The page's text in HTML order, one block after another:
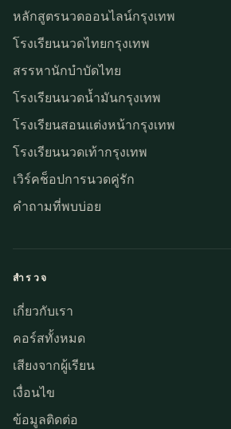
หลักสูตรนวดออนไลน์กรุงเทพ
โรงเรียนนวดไทยกรุงเทพ
สรรหานักบำบัดไทย
โรงเรียนนวดน้ำมันกรุงเทพ
โรงเรียนสอนแต่งหน้ากรุงเทพ
โรงเรียนนวดเท้ากรุงเทพ
เวิร์คช็อปการนวดคู่รัก
คำถามที่พบบ่อย
สำรวจ
เกี่ยวกับเรา
คอร์สทั้งหมด
เสียงจากผู้เรียน
เงื่อนไข
ข้อมูลติดต่อ